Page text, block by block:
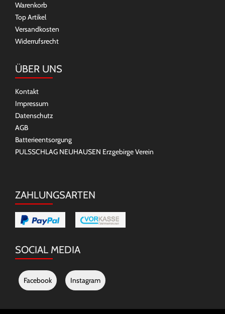
Warenkorb
Top Artikel
Versandkosten
Widerrufsrecht
ÜBER UNS
Kontakt
Impressum
Datenschutz
AGB
Batterieentsorgung
PULSSCHLAG NEUHAUSEN Erzgebirge Verein
ZAHLUNGSARTEN
SOCIAL MEDIA
Facebook Instagram